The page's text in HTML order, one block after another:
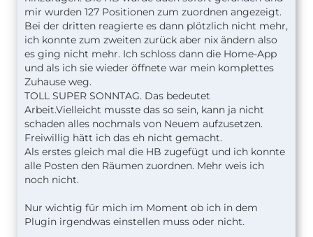
mir wurden 127 Positionen zum zuordnen angezeigt.
Bei der dritten reagierte es dann plötzlich nicht mehr,
ich konnte zum zweiten zurück aber nix ändern also
es ging nicht mehr. Ich schloss dann die Home-App
und als ich sie wieder öffnete war mein komplettes
Zuhause weg.
TOLL SUPER SONNTAG. Das bedeutet
Arbeit.Vielleicht musste das so sein, kann ja nicht
schaden alles nochmals von Neuem aufzusetzen.
Freiwillig hätt ich das eh nicht gemacht.
Als erstes gleich mal die HB zugefügt und ich konnte
alle Posten den Räumen zuordnen. Mehr weis ich
noch nicht.
Nur wichtig für mich im Moment ob ich in dem
Plugin irgendwas einstellen muss oder nicht.